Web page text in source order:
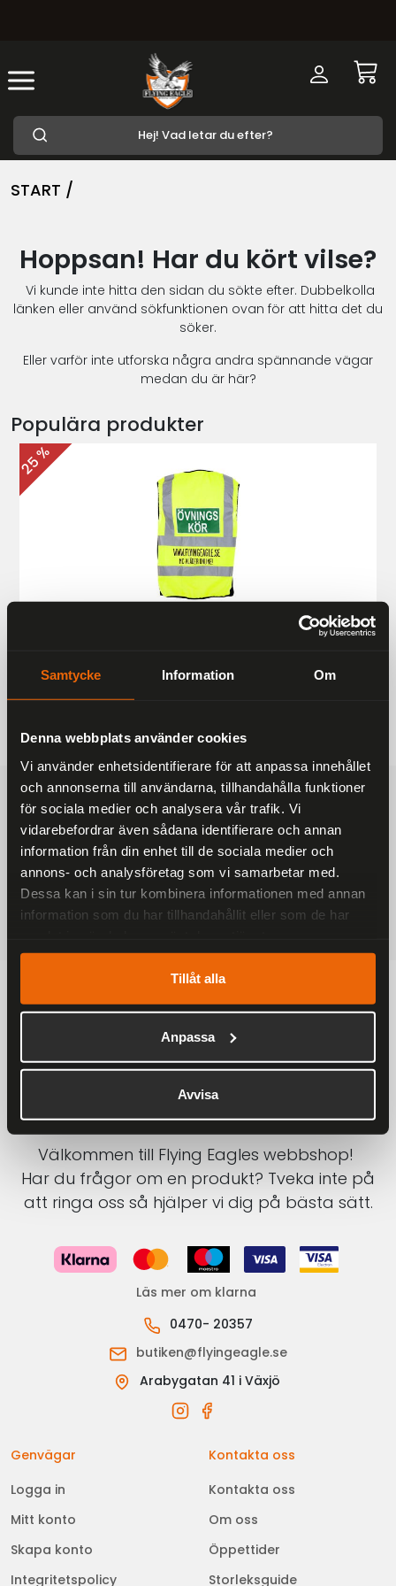
Samtycke Information Om
Denna webbplats använder cookies
Vi använder enhetsidentifierare för att anpassa innehållet
och annonserna till användarna, tillhandahålla funktioner
för sociala medier och analysera vår trafik. Vi
vidarebefordrar även sådana identifierare och annan
information från din enhet till de sociala medier och
annons- och analysföretag som vi samarbetar med.
Dessa kan i sin tur kombinera informationen med annan
information som du har tillhandahållit eller som de har
Tillåt alla
Anpassa
Avvisa
START /
Hoppsan! Har du kört vilse?
Vi kunde inte hitta den sidan du sökte efter. Dubbelkolla
länken eller använd sökfunktionen ovan för att hitta det du
söker.
Eller varför inte utforska några andra spännande vägar
medan du är här?
Populära produkter
25 %
187 kr
249 kr
FRAKTFRITT
På alla ordrar över 2000 kr
1-3 DAGAR LEVERANS
Inom Sverige med DHL
SÄKRA BETALNINGAR
Betalkort, Klarna eller Swish
Välkommen till Flying Eagles webbshop!
Har du frågor om en produkt? Tveka inte på
att ringa oss så hjälper vi dig på bästa sätt.
Läs mer om klarna
0470- 20357
butiken@flyingeagle.se
Arabygatan 41 i Växjö
Genvägar
Logga in
Mitt konto
Skapa konto
Integritetspolicy
Kontakta oss
Kontakta oss
Om oss
Öppettider
Storleksguide